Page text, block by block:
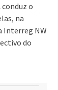
o
na
Interreg NW
do